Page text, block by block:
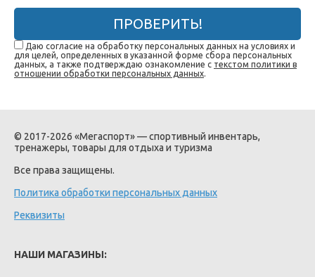
ПРОВЕРИТЬ!
Даю согласие на обработку персональных данных на условиях и
для целей, определенных в указанной форме сбора персональных
данных, а также подтверждаю ознакомление с текстом политики в
отношении обработки персональных данных.
© 2017-2026 «Мегаспорт» — спортивный инвентарь,
тренажеры, товары для отдыха и туризма
Все права защищены.
Политика обработки персональных данных
Реквизиты
НАШИ МАГАЗИНЫ: